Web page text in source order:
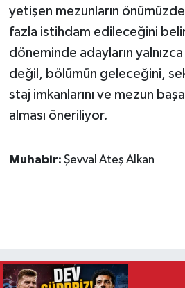
yetişen mezunların
fazla istihdam edileceğini
döneminde adayların yalnızca
değil, bölümün geleceğini,
staj imkanlarını ve mezun
alması öneriliyor.
Muhabir: Şevval Ateş Alkan